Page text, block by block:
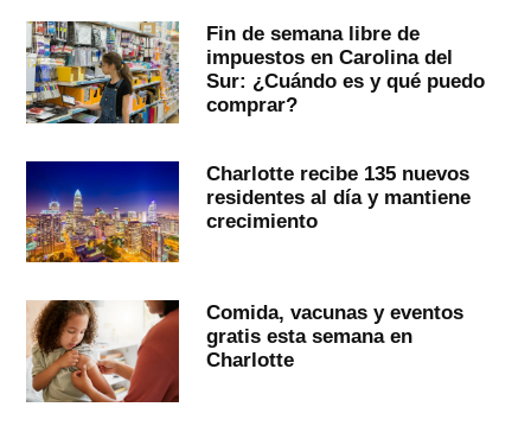
Fin de semana libre de
impuestos en Carolina del
Sur: ¿Cuándo es y qué puedo
comprar?
Charlotte recibe 135 nuevos
residentes al día y mantiene
crecimiento
Comida, vacunas y eventos
gratis esta semana en
Charlotte